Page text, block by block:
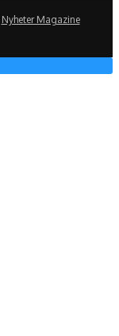
Nyheter Magazine